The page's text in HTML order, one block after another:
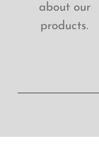
about our
products.